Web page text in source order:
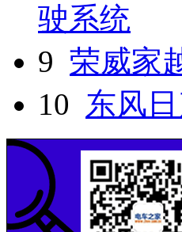
驶系统
9 荣威家
10 东风